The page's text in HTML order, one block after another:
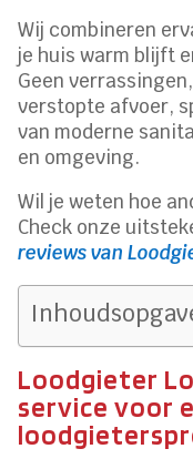
Wij combineren
je huis warm blijft
Geen
verstopte afvoer,
van moderne
en omgeving.
Wil je weten hoe
Check onze
reviews van
Loodgieter
service voor